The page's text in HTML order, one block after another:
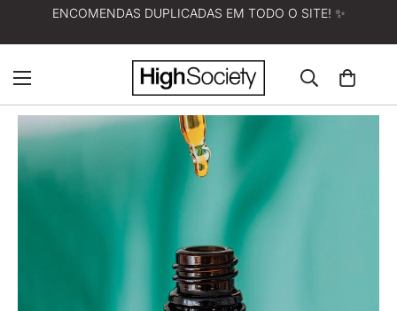
ENCOMENDAS DUPLICADAS EM TODO O SITE! ✨